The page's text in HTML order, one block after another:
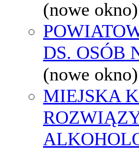
(nowe okno)
DS. OSÓB
(nowe okno)
MIEJSKA